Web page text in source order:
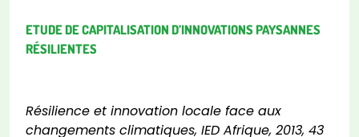
ETUDE DE CAPITALISATION D’INNOVATIONS PAYSANNES
RÉSILIENTES
Résilience et innovation locale face aux
changements climatiques, IED Afrique, 2013, 43